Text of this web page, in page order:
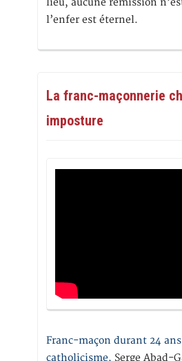
lieu, aucune rémission
l’enfer est éternel.
La franc-maçonnerie
imposture
Franc-maçon durant 24
catholicisme, Serge Abad-